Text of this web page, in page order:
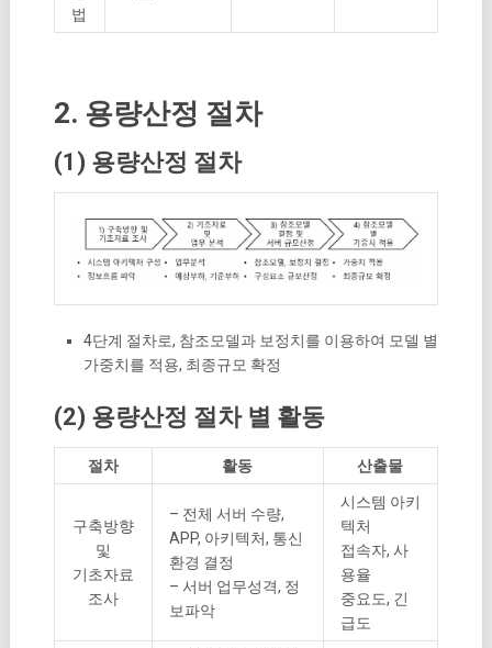
법
2. 용량산정 절차
(1) 용량산정 절차
4단계 절차로, 참조모델과 보정치를 이용하여 모델 별
가중치를 적용, 최종규모 확정
(2) 용량산정 절차 별 활동
절차 활동 산출물
구축방향
및
기초자료
조사
– 전체 서버 수량,
APP, 아키텍처, 통신
환경 결정
– 서버 업무성격, 정
보파악
시스템 아키
텍처
접속자, 사
용율
중요도, 긴
급도